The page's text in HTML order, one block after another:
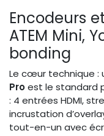
Encodeurs
ATEM Mini,
bonding
Le cœur technique :
Proest le standard
: 4 entrées HDMI,
incrustation
tout-en-un avec